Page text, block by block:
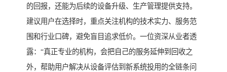
的回报，还能为后续的设备升级、生产管理提供支持。
建议用户在选择时，重点关注机构的技术实力、服务范
围和行业口碑，避免盲目追求低价。一位资深从业者透
露：“真正专业的机构，会把自己的服务延伸到回收之
外，帮助用户解决从设备评估到新系统投用的全链条问